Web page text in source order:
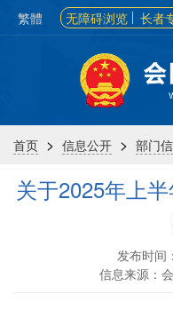
繁體 无障碍浏览 长者
首页 > 信息公开 > 部门
关于2025年上
发布时间
信息来源：